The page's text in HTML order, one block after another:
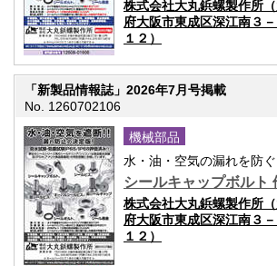
株式会社大丸鋲螺製作所
府大阪市東成区深江南３－
１２）
「新製品情報誌」2026年7月号掲載
No. 1260702106
機械部品
水・油・空気の漏れを防ぐ
シールキャップボルト
株式会社大丸鋲螺製作所
府大阪市東成区深江南３－
１２）